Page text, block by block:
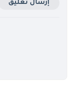
إرسال تعليق